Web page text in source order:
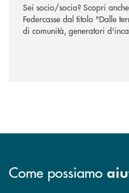
Sei socio/socia? Scopri
Federcasse dal titolo "Dalle
di comunità, generatori
Come possiamo